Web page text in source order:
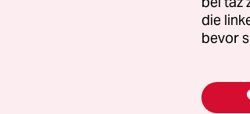
erwerbsfähigen Alter bis 2060 in
osteuropäischen Ländern sowie
die
bevor